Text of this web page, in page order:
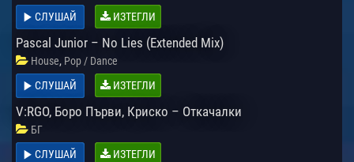
СЛУШАЙ
ИЗТЕГЛИ
Pascal Junior – No Lies (Extended Mix)
House, Pop / Dance
СЛУШАЙ
ИЗТЕГЛИ
V:RGO, Боро Първи, Криско – Откачалки
БГ
СЛУШАЙ
ИЗТЕГЛИ